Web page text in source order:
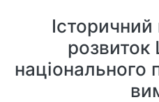
Історичний
національного